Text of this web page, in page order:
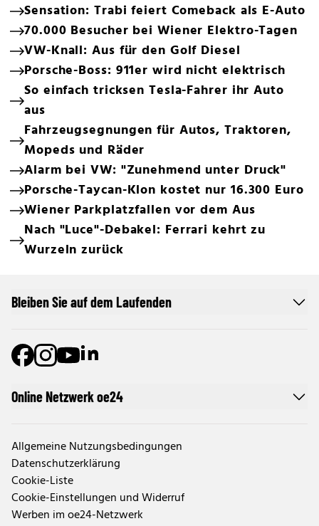
Sensation: Trabi feiert Comeback als E-Auto
70.000 Besucher bei Wiener Elektro-Tagen
VW-Knall: Aus für den Golf Diesel
Porsche-Boss: 911er wird nicht elektrisch
So einfach tricksen Tesla-Fahrer ihr Auto
aus
Fahrzeugsegnungen für Autos, Traktoren,
Mopeds und Räder
Alarm bei VW: "Zunehmend unter Druck"
Porsche-Taycan-Klon kostet nur 16.300 Euro
Wiener Parkplatzfallen vor dem Aus
Nach "Luce"-Debakel: Ferrari kehrt zu
Wurzeln zurück
Online Netzwerk oe24
Allgemeine Nutzungsbedingungen
Datenschutzerklärung
Cookie-Liste
Cookie-Einstellungen und Widerruf
Werben im oe24-Netzwerk
Bleiben Sie auf dem Laufenden